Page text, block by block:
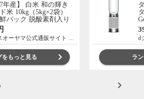
7年産】 白米 和の輝き
米 10kg（5kg×2袋）
パック 脱酸素剤入り
低温製法米 アイリスオ
食品]
アイリスオーヤマ公式通販サイト アイリスプラザ
をもっと見る
d
ラ